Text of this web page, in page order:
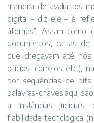
maneira de avaliar os
digital – diz ele – é
átomos”. Assim como
documentos, cartas
que chegavam até
ofícios, correios etc.),
por sequências de
palavras-chaves aqui
a instâncias judiciais
fiabilidade tecnológica